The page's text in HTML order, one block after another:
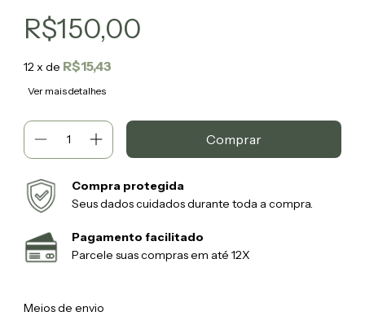
R$150,00
12x de R$15,43
Ver mais detalhes
Compra protegida
Seus dados cuidados durante toda a compra.
Pagamento facilitado
Parcele suas compras em até 12X
Entregas para o CEP:
Meios de envio